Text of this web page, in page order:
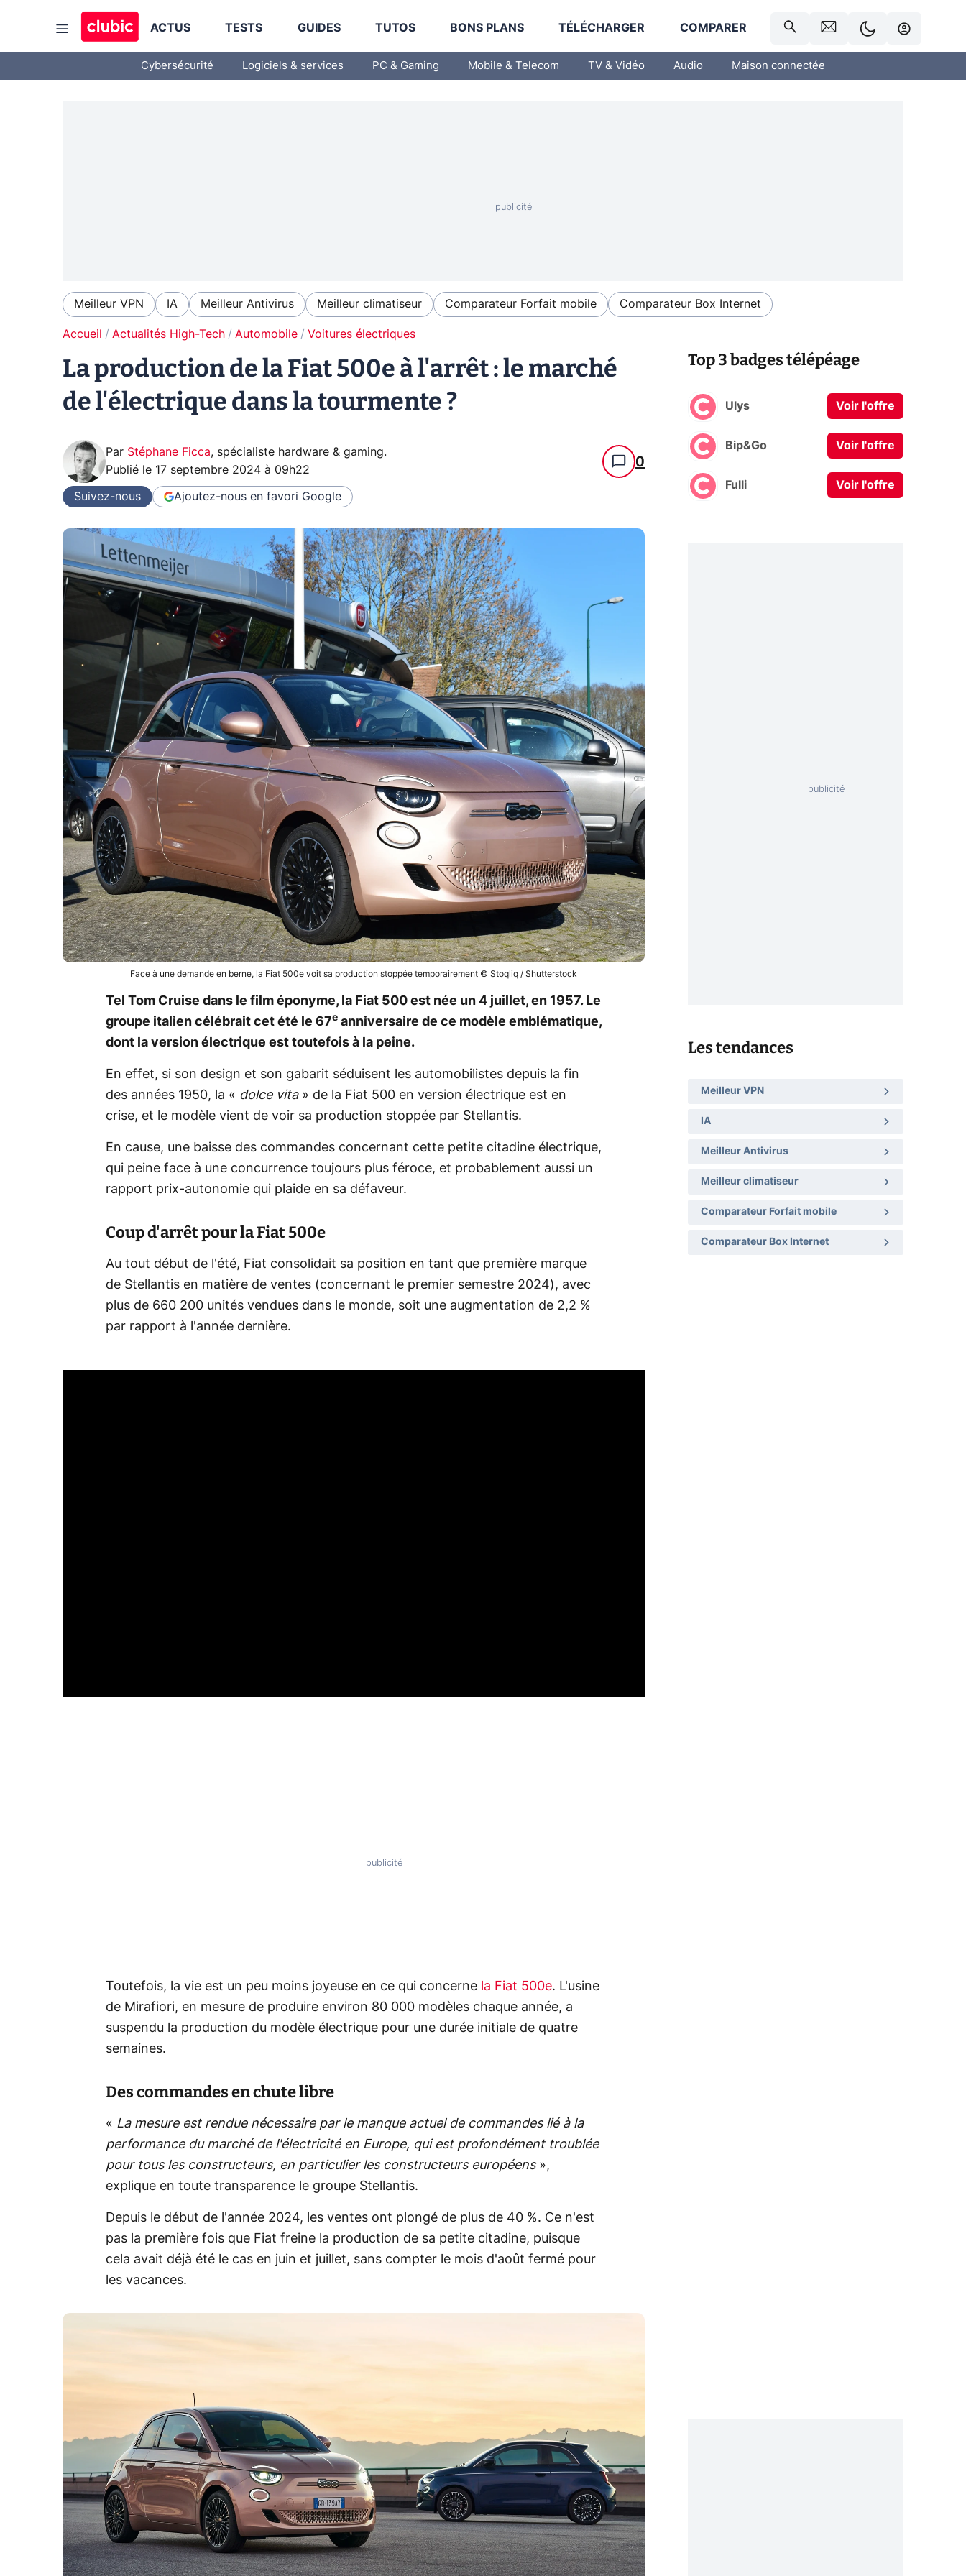
ACTUS TESTS GUIDES TUTOS BONS PLANS TÉLÉCHARGER COMPARER
Cybersécurité Logiciels & services PC & Gaming Mobile & Telecom TV & Vidéo Audio Maison connectée
Meilleur VPN IA Meilleur Antivirus Meilleur climatiseur Comparateur Forfait mobile Comparateur Box Internet
Accueil Actualités High-Tech Automobile Voitures électriques
La production de la Fiat 500e à l'arrêt : le marché
de l'électrique dans la tourmente ?
Par Stéphane Ficca, spécialiste hardware & gaming.
Publié le 17 septembre 2024 à 09h22 0
Suivez-nous Ajoutez-nous en favori Google
Face à une demande en berne, la Fiat 500e voit sa production stoppée temporairement © Stoqliq / Shutterstock
Tel Tom Cruise dans le film éponyme, la Fiat 500 est née un 4 juillet, en 1957. Le
groupe italien célébrait cet été le 67e anniversaire de ce modèle emblématique,
dont la version électrique est toutefois à la peine.
En effet, si son design et son gabarit séduisent les automobilistes depuis la fin
des années 1950, la « dolce vita» de la Fiat 500 en version électrique est en
crise, et le modèle vient de voir sa production stoppée par Stellantis.
En cause, une baisse des commandes concernant cette petite citadine électrique,
qui peine face à une concurrence toujours plus féroce, et probablement aussi un
rapport prix-autonomie qui plaide en sa défaveur.
Coup d'arrêt pour la Fiat 500e
Au tout début de l'été, Fiat consolidait sa position en tant que première marque
de Stellantis en matière de ventes (concernant le premier semestre 2024), avec
plus de 660 200 unités vendues dans le monde, soit une augmentation de 2,2 %
par rapport à l'année dernière.
Toutefois, la vie est un peu moins joyeuse en ce qui concerne la Fiat 500e. L'usine
de Mirafiori, en mesure de produire environ 80 000 modèles chaque année, a
suspendu la production du modèle électrique pour une durée initiale de quatre
semaines.
Des commandes en chute libre
« La mesure est rendue nécessaire par le manque actuel de commandes lié à la
performance du marché de l'électricité en Europe, qui est profondément troublée
pour tous les constructeurs, en particulier les constructeurs européens»,
explique en toute transparence le groupe Stellantis.
Depuis le début de l'année 2024, les ventes ont plongé de plus de 40 %. Ce n'est
pas la première fois que Fiat freine la production de sa petite citadine, puisque
cela avait déjà été le cas en juin et juillet, sans compter le mois d'août fermé pour
les vacances.
Top 3 badges télépéage
Ulys Voir l'offre
Bip&Go Voir l'offre
Fulli Voir l'offre
Les tendances
Meilleur VPN
IA
Meilleur Antivirus
Meilleur climatiseur
Comparateur Forfait mobile
Comparateur Box Internet